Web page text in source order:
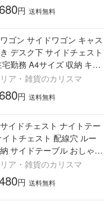
円 送料無料
ゴン サイドワゴン キャス
デスク下 サイドチェスト
勤務 A4サイズ 収納 キャ
整理整頓 新生活 引き出
ル
ア・雑貨のカリスマ
円 送料無料
イドチェスト ナイトテー
トチェスト 配線穴 ルー
サイドテーブル おしゃれ
イドテーブル 収納 和室
ロ
ア・雑貨のカリスマ
円 送料無料